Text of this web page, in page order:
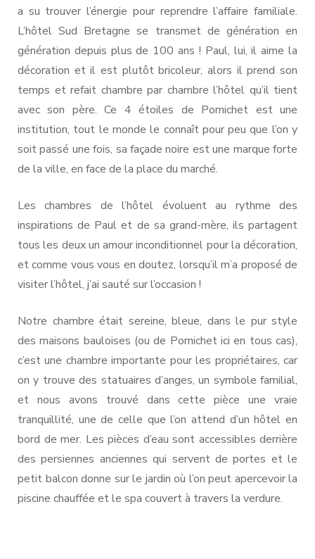
a su trouver l’énergie pour reprendre l’affaire familiale.
L’hôtel Sud Bretagne se transmet de génération en
génération depuis plus de 100 ans ! Paul, lui, il aime la
décoration et il est plutôt bricoleur, alors il prend son
temps et refait chambre par chambre l’hôtel qu’il tient
avec son père. Ce 4 étoiles de Pornichet est une
institution, tout le monde le connaît pour peu que l’on y
soit passé une fois, sa façade noire est une marque forte
de la ville, en face de la place du marché.
Les chambres de l’hôtel évoluent au rythme des
inspirations de Paul et de sa grand-mère, ils partagent
tous les deux un amour inconditionnel pour la décoration,
et comme vous vous en doutez, lorsqu’il m’a proposé de
visiter l’hôtel, j’ai sauté sur l’occasion !
Notre chambre était sereine, bleue, dans le pur style
des maisons bauloises (ou de Pornichet ici en tous cas),
c’est une chambre importante pour les propriétaires, car
on y trouve des statuaires d’anges, un symbole familial,
et nous avons trouvé dans cette pièce une vraie
tranquillité, une de celle que l’on attend d’un hôtel en
bord de mer. Les pièces d’eau sont accessibles derrière
des persiennes anciennes qui servent de portes et le
petit balcon donne sur le jardin où l’on peut apercevoir la
piscine chauffée et le spa couvert à travers la verdure.